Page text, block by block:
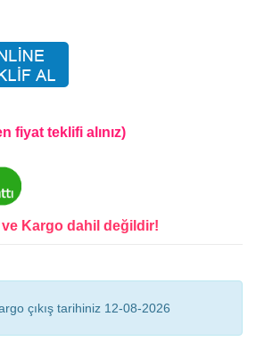
fiyat teklifi alınız)
ve Kargo dahil değildir!
çıkış tarihiniz 12-08-2026